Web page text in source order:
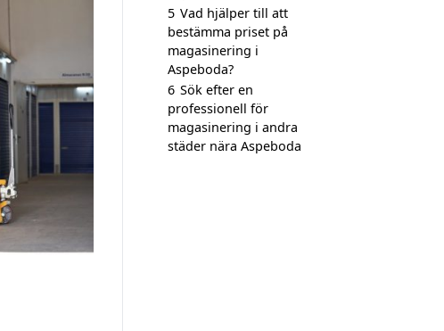
5 Vad hjälper till att
bestämma priset på
magasinering i
Aspeboda?
6 Sök efter en
professionell för
magasinering i andra
städer nära Aspeboda